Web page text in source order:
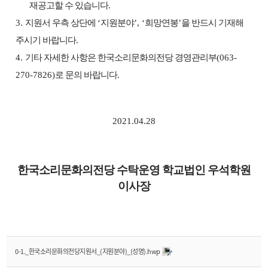
재공고할 수 있습니다.
3. 지원서 우측 상단에 ‘지원분야’, ‘희망연봉’을 반드시 기재해
주시기 바랍니다.
4. 기타 자세한 사항은 한국소리문화의전당 경영관리부(063-
270-7826)로 문의 바랍니다.
2021.04.28
한국소리문화의전당 수탁운영 학교법인 우석학원
이사장
0-1._한국소리문화의전당지원서_(지원분야)_(성명).hwp